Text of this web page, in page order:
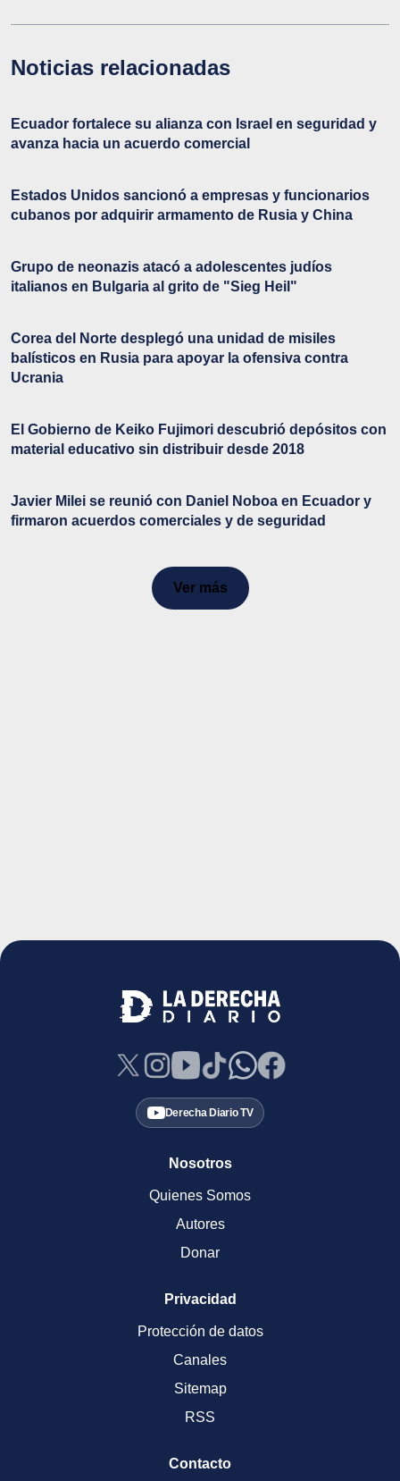
Noticias relacionadas
Ecuador fortalece su alianza con Israel en seguridad y
avanza hacia un acuerdo comercial
Estados Unidos sancionó a empresas y funcionarios
cubanos por adquirir armamento de Rusia y China
Grupo de neonazis atacó a adolescentes judíos
italianos en Bulgaria al grito de "Sieg Heil"
Corea del Norte desplegó una unidad de misiles
balísticos en Rusia para apoyar la ofensiva contra
Ucrania
El Gobierno de Keiko Fujimori descubrió depósitos con
material educativo sin distribuir desde 2018
Javier Milei se reunió con Daniel Noboa en Ecuador y
firmaron acuerdos comerciales y de seguridad
Ver más
Derecha Diario TV
Nosotros
Quienes Somos
Autores
Donar
Privacidad
Protección de datos
Canales
Sitemap
RSS
Contacto